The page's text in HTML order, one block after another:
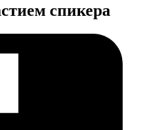
спикера